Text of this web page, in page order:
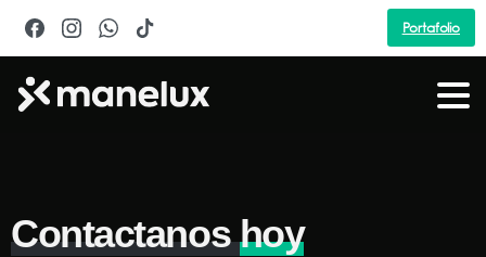
Portafolio
Contactanoshoy